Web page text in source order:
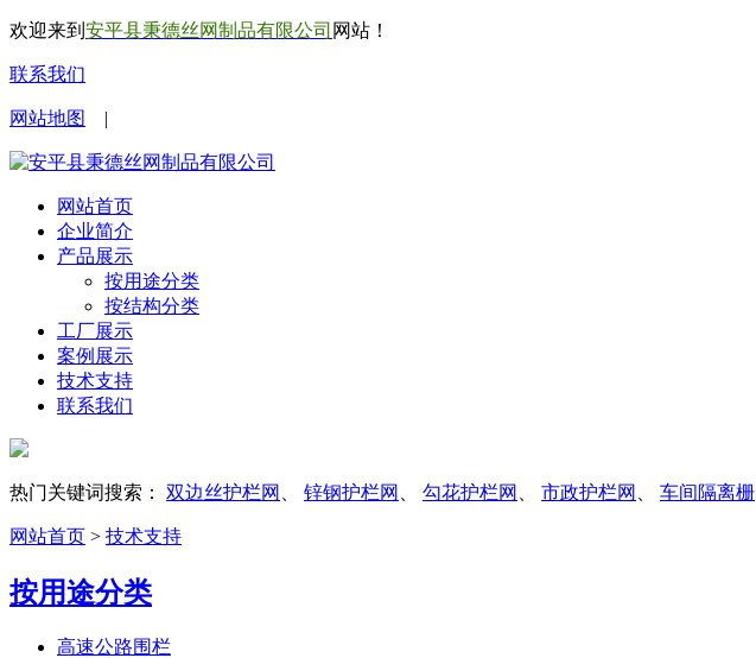
欢迎来到 安平县秉德丝网制品有限公司 网站！
联系我们
网站地图 |
网站首页
企业简介
产品展示
按用途分类
按结构分类
工厂展示
案例展示
技术支持
联系我们
热门关键词搜索： 双边丝护栏网 锌钢护栏网 勾花护栏网 市政护栏网 车间隔离栅
网站首页 > 技术支持
按用途分类
高速公路围栏